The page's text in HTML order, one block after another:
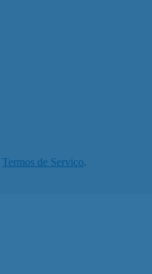
Termos de Serviço.